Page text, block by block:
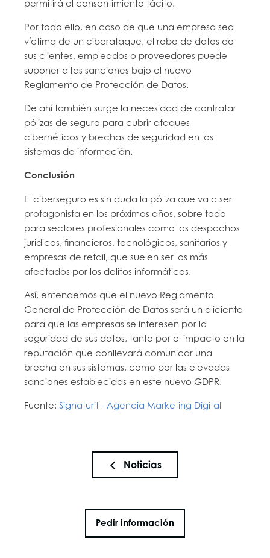
permitirá el consentimiento tácito.
Por todo ello, en caso de que una empresa sea
víctima de un ciberataque, el robo de datos de
sus clientes, empleados o proveedores puede
suponer altas sanciones bajo el nuevo
Reglamento de Protección de Datos.
De ahí también surge la necesidad de contratar
pólizas de seguro para cubrir ataques
cibernéticos y brechas de seguridad en los
sistemas de información.
Conclusión
El ciberseguro es sin duda la póliza que va a ser
protagonista en los próximos años, sobre todo
para sectores profesionales como los despachos
jurídicos, financieros, tecnológicos, sanitarios y
empresas de retail, que suelen ser los más
afectados por los delitos informáticos.
Así, entendemos que el nuevo Reglamento
General de Protección de Datos será un aliciente
para que las empresas se interesen por la
seguridad de sus datos, tanto por el impacto en la
reputación que conllevará comunicar una
brecha en sus sistemas, como por las elevadas
sanciones establecidas en este nuevo GDPR.
Fuente:Signaturit - Agencia Marketing Digital
Noticias
Pedir información